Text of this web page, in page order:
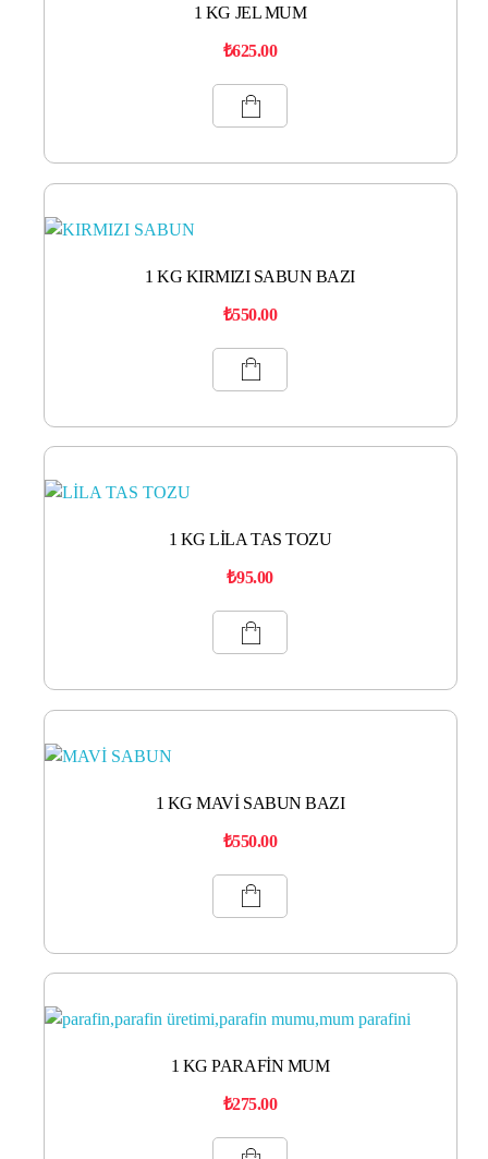
1 KG JEL MUM
₺625.00
1 KG KIRMIZI SABUN BAZI
₺550.00
1 KG LİLA TAS TOZU
₺95.00
1 KG MAVİ SABUN BAZI
₺550.00
1 KG PARAFİN MUM
₺275.00